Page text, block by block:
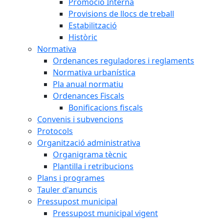
Provisions de llocs de treball
Estabilització
Històric
Normativa
Ordenances reguladores i reglaments
Normativa urbanística
Pla anual normatiu
Ordenances Fiscals
Bonificacions fiscals
Convenis i subvencions
Protocols
Organització administrativa
Organigrama tècnic
Plantilla i retribucions
Plans i programes
Tauler d'anuncis
Pressupost municipal
Pressupost municipal vigent